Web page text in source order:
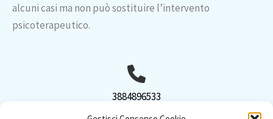
alcuni casi ma non può sostituire l’intervento
psicoterapeutico.
3884896533